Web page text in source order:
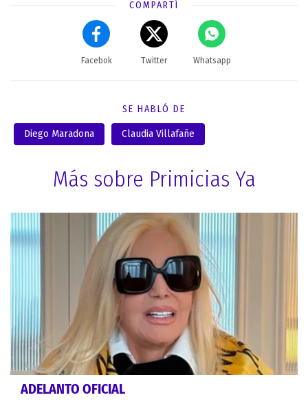
COMPARTÍ
Facebok Twitter Whatsapp
SE HABLÓ DE
Diego Maradona Claudia Villafañe
Más sobre Primicias Ya
ADELANTO OFICIAL